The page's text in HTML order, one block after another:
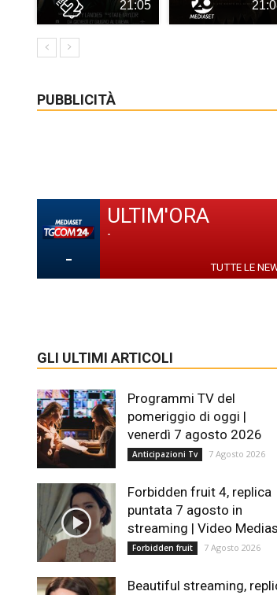
21:05
PUBBLICITÀ
-
ULTIM'ORA
-
TUTTE LE
GLI ULTIMI ARTICOLI
Programmi TV del
pomeriggio di oggi |
venerdì 7 agosto 2026
Anticipazioni Tv 7 Agosto 2026
Forbidden fruit 4, replica
puntata 7 agosto in
streaming | Video
Forbidden fruit 7 Agosto 2026
Beautiful streaming,